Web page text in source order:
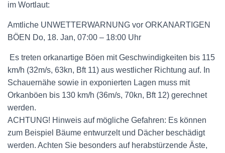
im Wortlaut:
Amtliche UNWETTERWARNUNG vor ORKANARTIGEN
BÖEN Do, 18. Jan, 07:00 – 18:00 Uhr
Es treten orkanartige Böen mit Geschwindigkeiten bis 115
km/h (32m/s, 63kn, Bft 11) aus westlicher Richtung auf. In
Schauernähe sowie in exponierten Lagen muss mit
Orkanböen bis 130 km/h (36m/s, 70kn, Bft 12) gerechnet
werden.
ACHTUNG! Hinweis auf mögliche Gefahren: Es können
zum Beispiel Bäume entwurzelt und Dächer beschädigt
werden. Achten Sie besonders auf herabstürzende Äste,